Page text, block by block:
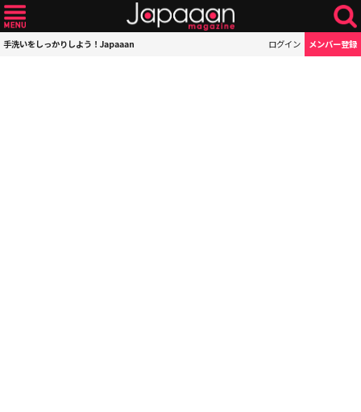
手洗いをしっかりしよう！Japaaan ログイン メンバー登録